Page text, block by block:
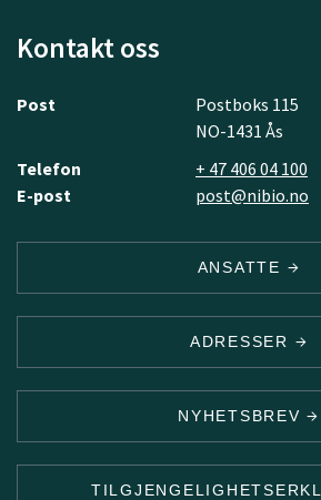
Kontakt oss
Post
Postboks 115
NO-1431 Ås
Telefon
+ 47 406 04 100
E-post
post@nibio.no
ANSATTE
ADRESSER
NYHETSBREV